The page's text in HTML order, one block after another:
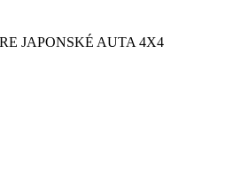
JAPONSKÉ AUTA 4X4